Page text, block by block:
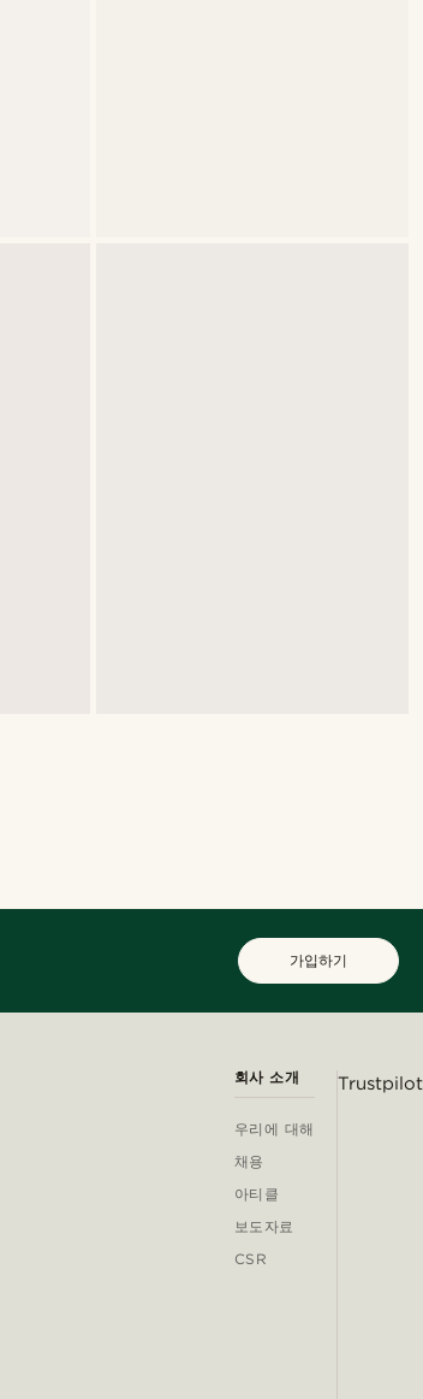
가입하기
회사 소개
우리에 대해
채용
아티클
보도자료
CSR
Trustpilot